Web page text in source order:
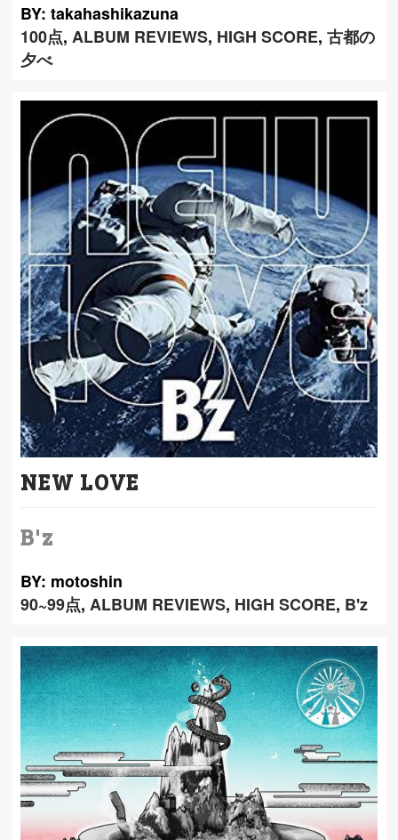
BY: takahashikazuna
100点,ALBUM REVIEWS, HIGH SCORE,古都の
夕べ
NEW LOVE
B'z
BY: motoshin
90~99点,ALBUM REVIEWS, HIGH SCORE, B'z